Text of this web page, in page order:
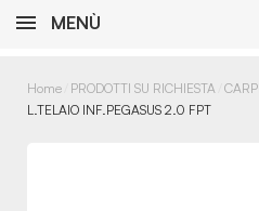
MENÙ
Home PRODOTTI SU RICHIESTA
L.TELAIO INF.PEGASUS 2.0 FPT